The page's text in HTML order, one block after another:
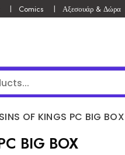
Comics Αξεσουάρ & Δώρα
OF KINGS PC BIG BOX
BIG BOX